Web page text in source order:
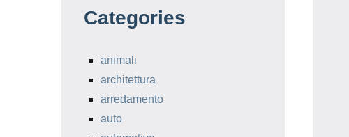
Categories
animali
architettura
arredamento
auto